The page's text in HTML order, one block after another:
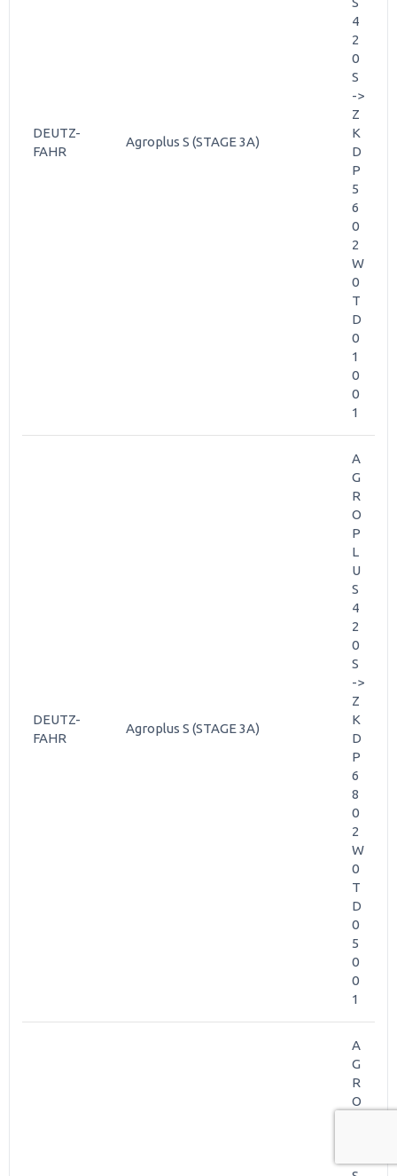
DEUTZ-
FAHR
Agroplus S (STAGE 3A)
4
2
0
S
->
Z
K
D
P
5
6
0
2
W
0
T
D
0
1
0
0
1
DEUTZ-
FAHR
Agroplus S (STAGE 3A)
A
G
R
O
P
L
U
S
4
2
0
S
->
Z
K
D
P
6
8
0
2
W
0
T
D
0
5
0
0
1
A
G
R
O